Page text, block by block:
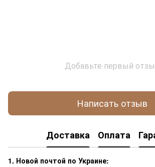
Добавьте первый
Написать отзыв
Доставка Оплата
1. Новой почтой по Украине: